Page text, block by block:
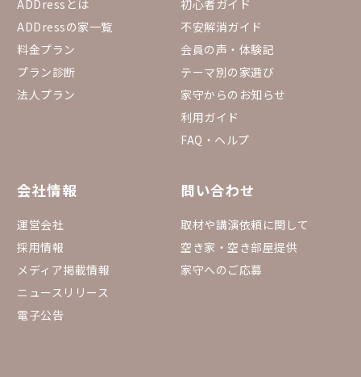
ADDressとは
ADDressの家一覧
料金プラン
プラン診断
法人プラン
初心者ガイド
不安解消ガイド
会員の声・体験記
テーマ別の家選び
家守からのお知らせ
利用ガイド
FAQ・ヘルプ
会社情報
運営会社
採用情報
メディア掲載情報
ニュースリリース
電子公告
問い合わせ
取材や講演依頼に関して
空き家・空き部屋提供
家守へのご応募